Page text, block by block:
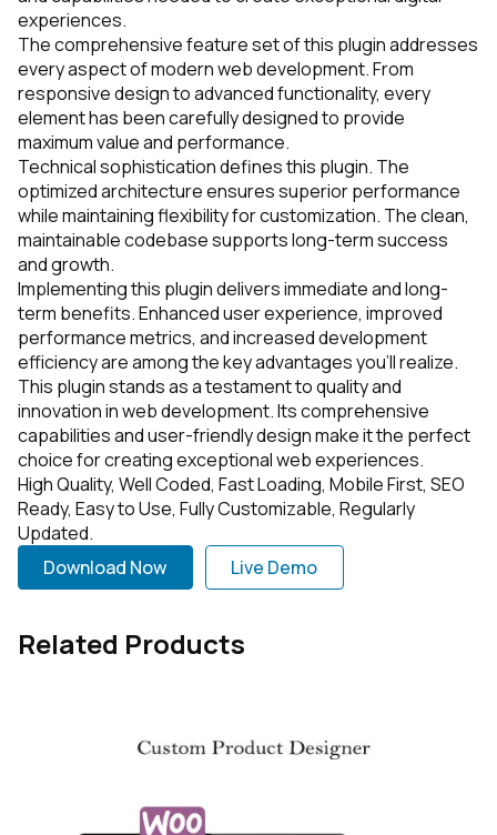
experiences.
The comprehensive feature set of this plugin addresses
every aspect of modern web development. From
responsive design to advanced functionality, every
element has been carefully designed to provide
maximum value and performance.
Technical sophistication defines this plugin. The
optimized architecture ensures superior performance
while maintaining flexibility for customization. The clean,
maintainable codebase supports long-term success
and growth.
Implementing this plugin delivers immediate and long-
term benefits. Enhanced user experience, improved
performance metrics, and increased development
efficiency are among the key advantages you'll realize.
This plugin stands as a testament to quality and
innovation in web development. Its comprehensive
capabilities and user-friendly design make it the perfect
choice for creating exceptional web experiences.
High Quality, Well Coded, Fast Loading, Mobile First, SEO
Ready, Easy to Use, Fully Customizable, Regularly
Updated.
Download Now
Live Demo
Related Products